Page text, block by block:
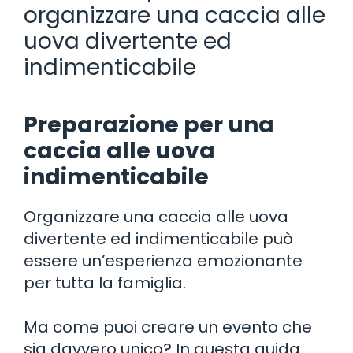
organizzare una caccia alle
uova divertente ed
indimenticabile
Preparazione per una
caccia alle uova
indimenticabile
Organizzare una caccia alle uova
divertente ed indimenticabile può
essere un’esperienza emozionante
per tutta la famiglia.
Ma come puoi creare un evento che